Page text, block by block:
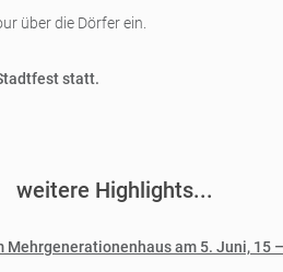
über die Dörfer ein.
statt.
weitere Highlights...
Mehrgenerationenhaus am 5. Juni, 15